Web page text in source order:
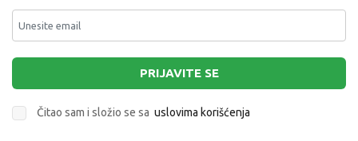
PRIJAVITE SE
Čitao sam i složio se sa uslovima korišćenja